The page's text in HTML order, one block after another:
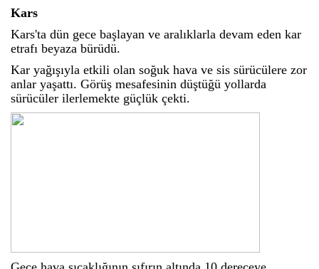
Kars
Kars'ta dün gece başlayan ve aralıklarla devam eden kar
etrafı beyaza bürüdü.
Kar yağışıyla etkili olan soğuk hava ve sis sürücülere zor
anlar yaşattı. Görüş mesafesinin düştüğü yollarda
sürücüler ilerlemekte güçlük çekti.